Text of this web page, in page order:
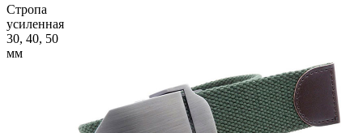
Стропа
усиленная
30, 40, 50
мм